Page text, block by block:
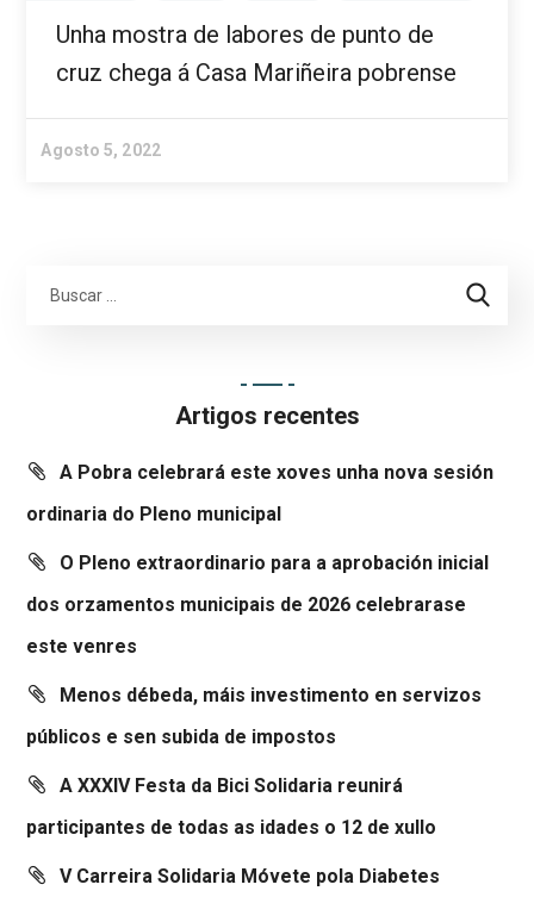
Unha mostra de labores de punto de
cruz chega á Casa Mariñeira pobrense
Agosto 5, 2022
Artigos recentes
A Pobra celebrará este xoves unha nova sesión
ordinaria do Pleno municipal
O Pleno extraordinario para a aprobación inicial
dos orzamentos municipais de 2026 celebrarase
este venres
Menos débeda, máis investimento en servizos
públicos e sen subida de impostos
A XXXIV Festa da Bici Solidaria reunirá
participantes de todas as idades o 12 de xullo
V Carreira Solidaria Móvete pola Diabetes